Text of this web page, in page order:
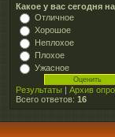
Какое у вас сегодня
Отличное
Хорошое
Неплохое
Плохое
Ужасное
Результаты | Архив
Всего ответов: 16